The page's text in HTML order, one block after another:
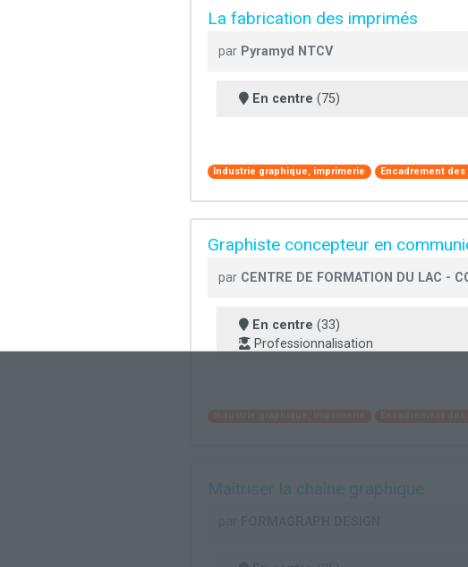
La fabrication des imprimés
par Pyramyd NTCV
En centre (75)
Industrie graphique, imprimerie Encadrement
Graphiste concepteur en
par CENTRE DE FORMATION DU LAC -
En centre (33)
Professionnalisation
Maîtriser la chaîne graphique